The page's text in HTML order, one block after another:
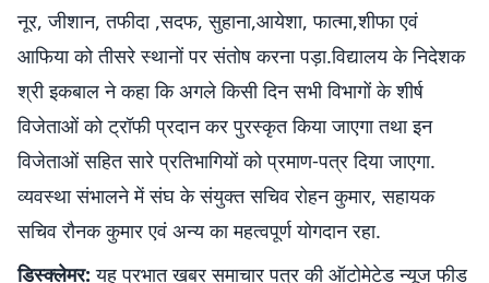
नूर, जीशान, तफीदा ,सदफ, सुहाना,आयेशा, फात्मा,शीफा एवं
आफिया को तीसरे स्थानों पर संतोष करना पड़ा.विद्यालय के निदेशक
श्री इकबाल ने कहा कि अगले किसी दिन सभी विभागों के शीर्ष
विजेताओं को ट्रॉफी प्रदान कर पुरस्कृत किया जाएगा तथा इन
विजेताओं सहित सारे प्रतिभागियों को प्रमाण-पत्र दिया जाएगा.
व्यवस्था संभालने में संघ के संयुक्त सचिव रोहन कुमार, सहायक
सचिव रौनक कुमार एवं अन्य का महत्वपूर्ण योगदान रहा.
डिस्क्लेमर: यह प्रभात खबर समाचार पत्र की ऑटोमेटेड न्यूज फीड